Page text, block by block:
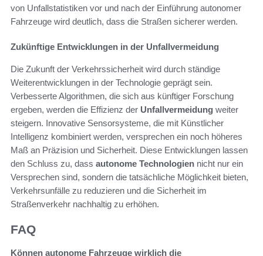
von Unfallstatistiken vor und nach der Einführung autonomer
Fahrzeuge wird deutlich, dass die Straßen sicherer werden.
Zukünftige Entwicklungen in der Unfallvermeidung
Die Zukunft der Verkehrssicherheit wird durch ständige
Weiterentwicklungen in der Technologie geprägt sein.
Verbesserte Algorithmen, die sich aus künftiger Forschung
ergeben, werden die Effizienz der Unfallvermeidung weiter
steigern. Innovative Sensorsysteme, die mit Künstlicher
Intelligenz kombiniert werden, versprechen ein noch höheres
Maß an Präzision und Sicherheit. Diese Entwicklungen lassen
den Schluss zu, dass autonome Technologien nicht nur ein
Versprechen sind, sondern die tatsächliche Möglichkeit bieten,
Verkehrsunfälle zu reduzieren und die Sicherheit im
Straßenverkehr nachhaltig zu erhöhen.
FAQ
Können autonome Fahrzeuge wirklich die